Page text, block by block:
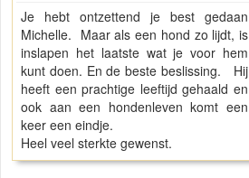
Je hebt ontzettend je best gedaan
Michelle. Maar als een hond zo lijdt, is
inslapen het laatste wat je voor hem
kunt doen. En de beste beslissing. Hij
heeft een prachtige leeftijd gehaald en
ook aan een hondenleven komt een
keer een eindje.
Heel veel sterkte gewenst.